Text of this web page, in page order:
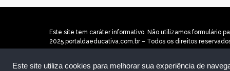
Este site utiliza cookies para melhorar sua experiência de
Este site tem caráter informativo. Não utilizamos formulário
2025 portaldaeducativa.com.br – Todos os direitos
Quem Somos|Contato|Termos|Política